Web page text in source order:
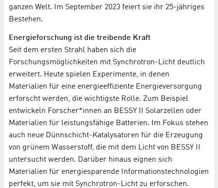
ganzen Welt. Im September 2023 feiert sie ihr 25-jähriges
Bestehen.
Energieforschung ist die treibende Kraft
Seit dem ersten Strahl haben sich die
Forschungsmöglichkeiten mit Synchrotron-Licht deutlich
erweitert. Heute spielen Experimente, in denen
Materialien für eine energieeffiziente Energieversorgung
erforscht werden, die wichtigste Rolle. Zum Beispiel
entwickeln Forscher*innen an BESSY II Solarzellen oder
Materialien für leistungsfähige Batterien. Im Fokus stehen
auch neue Dünnschicht-Katalysatoren für die Erzeugung
von grünem Wasserstoff, die mit dem Licht von BESSY II
untersucht werden. Darüber hinaus eignen sich
Materialien für energiesparende Informationstechnologien
perfekt, um sie mit Synchrotron-Licht zu erforschen.